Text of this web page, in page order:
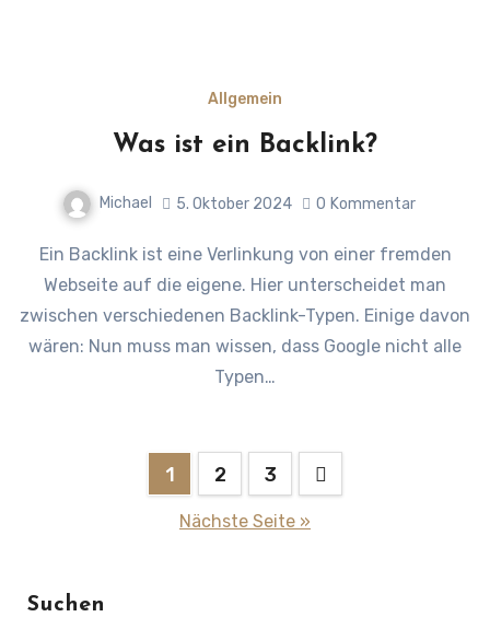
Allgemein
Was ist ein Backlink?
Michael 5. Oktober 2024 0 Kommentar
Ein Backlink ist eine Verlinkung von einer fremden
Webseite auf die eigene. Hier unterscheidet man
zwischen verschiedenen Backlink-Typen. Einige davon
wären: Nun muss man wissen, dass Google nicht alle
Typen…
Seitennummerierung
1 2 3
Nächste Seite »
Suchen